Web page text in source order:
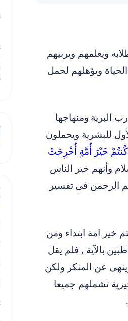
ويعلمهم ويربيهم
ويؤهلهم لحمل
البرية ومنهاجها
للبشرية ويحملون
كُنتُمْ خَيْرَ أُمَّةٍ أُخْرِجَتْ
وأنهم خير الناس
الرحمن في تفسير
خير امة ابتداء ومن
بالآية , فلم يقل
عن المنكر ولكن
تشملهم جميعا
.